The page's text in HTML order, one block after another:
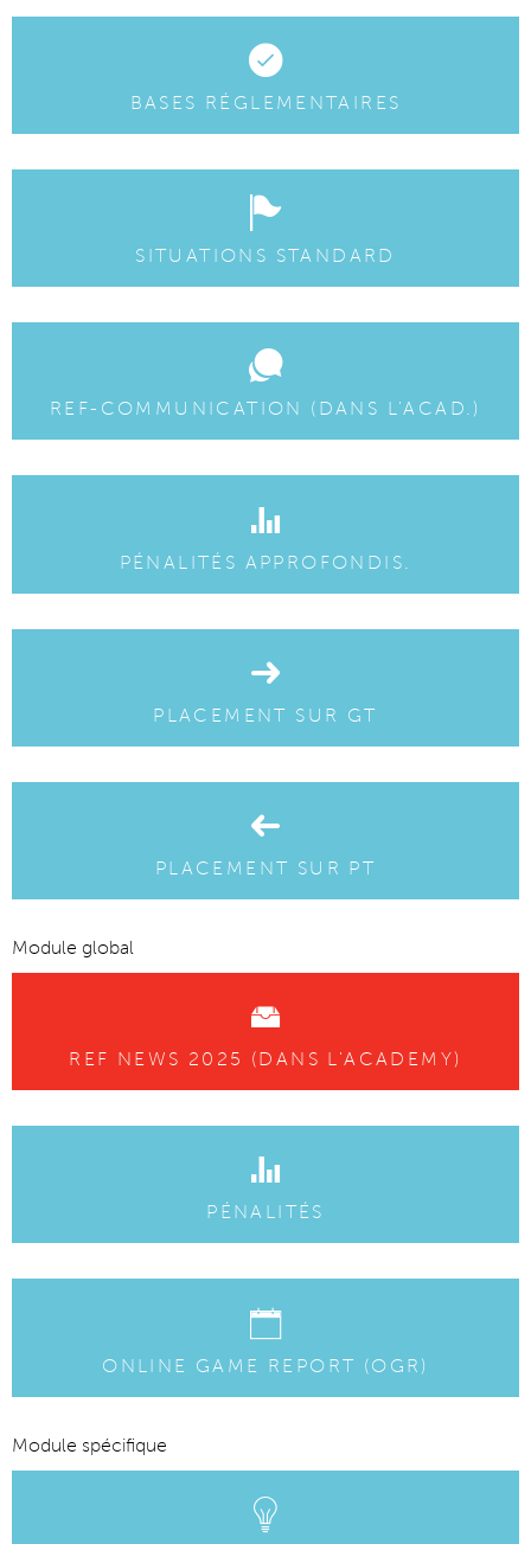
BASES RÉGLEMENTAIRES
SITUATIONS STANDARD
REF-COMMUNICATION (DANS L'ACAD.)
PÉNALITÉS APPROFONDIS.
PLACEMENT SUR GT
PLACEMENT SUR PT
Module global
REF NEWS 2025 (DANS L'ACADEMY)
PÉNALITÉS
ONLINE GAME REPORT (OGR)
Module spécifique